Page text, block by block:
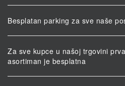
Besplatan parking za sve naše
Za sve kupce u našoj trgovini
asortiman je besplatna